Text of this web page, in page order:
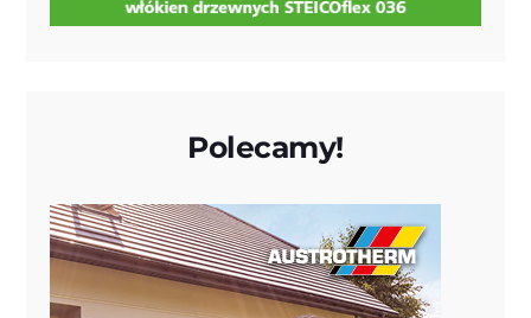
Polecamy!